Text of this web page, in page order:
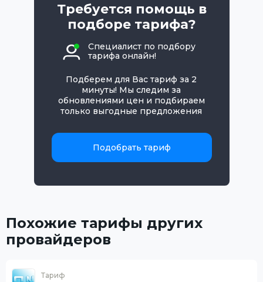
Требуется помощь в
подборе тарифа?
Специалист по подбору
тарифа онлайн!
Подберем для Вас тариф за 2
минуты! Мы следим за
обновлениями цен и подбираем
только выгодные предложения
Подобрать тариф
Похожие тарифы других
провайдеров
Тариф